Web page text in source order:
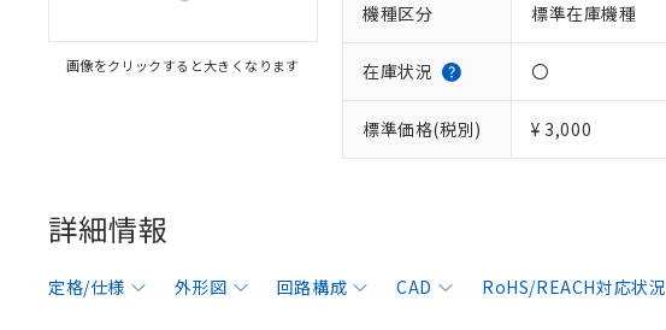
画像をクリックすると大きくなります
機種区分 標準在庫機種
在庫状況 〇
標準価格(税別) ¥ 3,000
詳細情報
定格/仕様 外形図 回路構成 CAD RoHS/REACH対応状況